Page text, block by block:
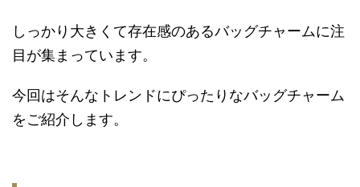
しっかり大きくて存在感のあるバッグチャームに注
目が集まっています。
今回はそんなトレンドにぴったりなバッグチャーム
をご紹介します。